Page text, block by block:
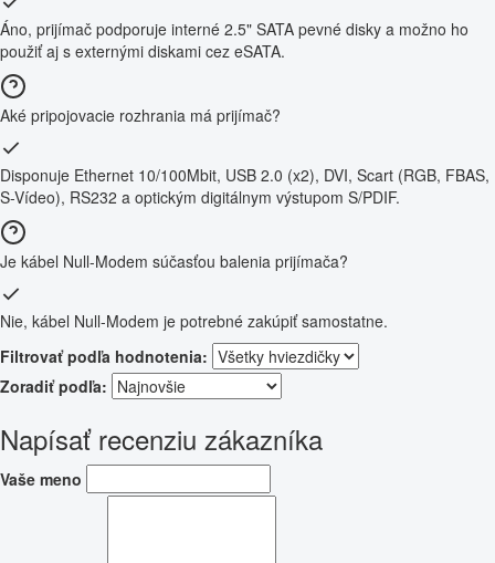
Áno, prijímač podporuje interné 2.5" SATA pevné disky a možno ho
použiť aj s externými diskami cez eSATA.
Aké pripojovacie rozhrania má prijímač?
Disponuje Ethernet 10/100Mbit, USB 2.0 (x2), DVI, Scart (RGB, FBAS,
S-Vídeo), RS232 a optickým digitálnym výstupom S/PDIF.
Je kábel Null-Modem súčasťou balenia prijímača?
Nie, kábel Null-Modem je potrebné zakúpiť samostatne.
Filtrovať podľa hodnotenia:
Zoradiť podľa:
Napísať recenziu zákazníka
Vaše meno